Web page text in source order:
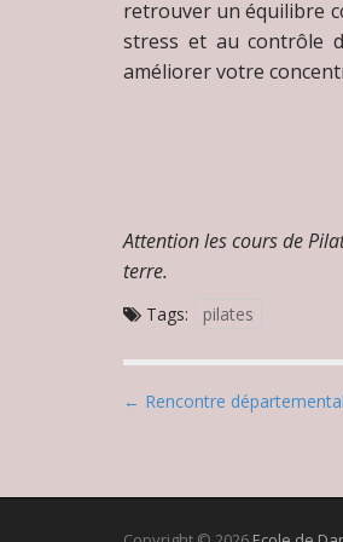
retrouver un équilibre
stress et au contrôle
améliorer votre
Attention les cours de
terre.
Tags: pilates
P
t
n
← Rencontre